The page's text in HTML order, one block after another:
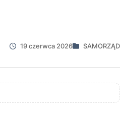
19 czerwca 2026 SAMORZĄD